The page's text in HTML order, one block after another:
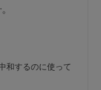
和するのに使って